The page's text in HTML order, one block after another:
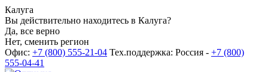
Калуга
Вы действительно находитесь в Калуга?
Да, все верно
Нет, сменить регион
Офис: +7 (800) 555-21-04 Тех.поддержка: Россия - +7 (800)
555-04-41